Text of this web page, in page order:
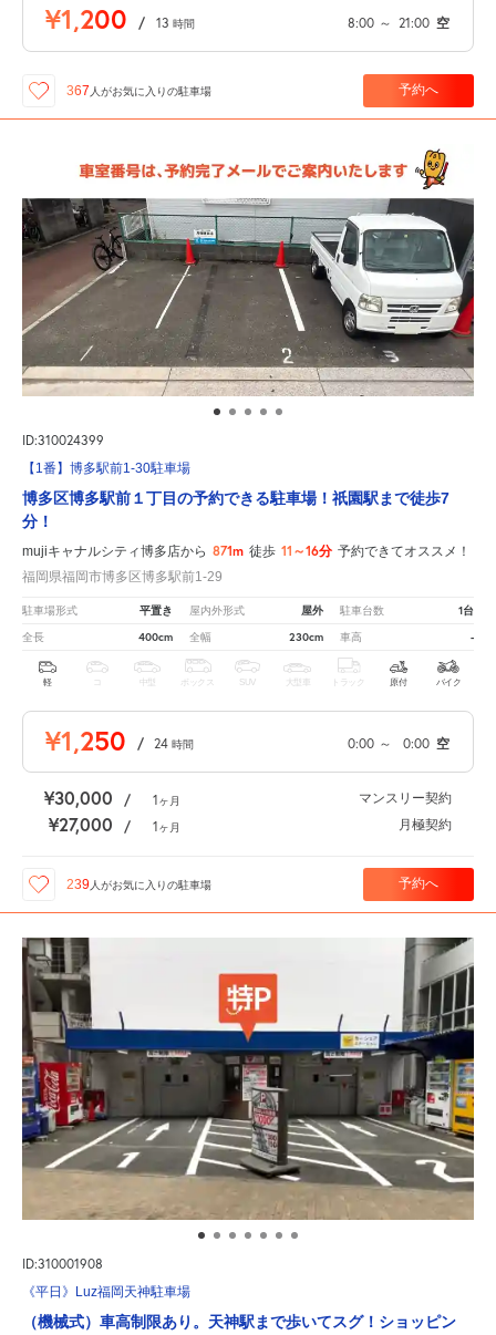
¥1,200 / 13 時間 8:00 ～ 21:00 空
367 人がお気に入りの駐車場 予約へ
ID:310024399
【1番】博多駅前1-30駐車場
博多区博多駅前１丁目の予約できる駐車場！祇園駅まで徒歩7
分！
mujiキャナルシティ博多店から 871m 徒歩 11～16分 予約できてオススメ！
福岡県福岡市博多区博多駅前1-29
駐車場形式 平置き 屋内外形式 屋外 駐車台数 1台
全長 400cm 全幅 230cm 車高 -
軽 中型 ボックス SUV 大型車 トラック 原付 バイク
¥1,250 / 24 時間 0:00 ～ 0:00 空
¥30,000 / 1ヶ月 マンスリー契約
¥27,000 / 1ヶ月 月極契約
239 人がお気に入りの駐車場 予約へ
ID:310001908
《平日》Luz福岡天神駐車場
（機械式）車高制限あり。天神駅まで歩いてスグ！ショッピン